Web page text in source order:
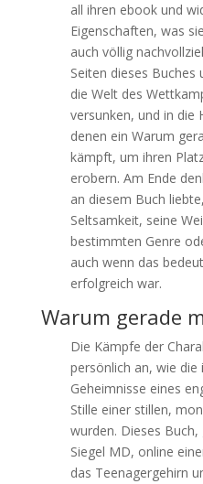
all ihren ebook und
Eigenschaften, was
auch völlig
Seiten dieses
die Welt des
versunken, und in die
denen ein Warum
kämpft, um ihren
erobern. Am Ende
an diesem Buch
Seltsamkeit, seine
bestimmten Genre
auch wenn das
erfolgreich war.
Warum gerade
Die Kämpfe der
persönlich an, wie
Geheimnisse eines
Stille einer stillen,
wurden. Dieses Buch,
Siegel MD, online
das Teenagergehirn